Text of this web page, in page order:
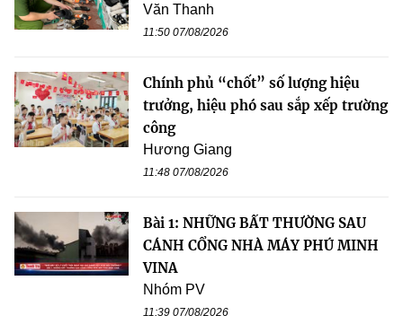
Văn Thanh
11:50 07/08/2026
Chính phủ “chốt” số lượng hiệu
trưởng, hiệu phó sau sắp xếp trường
công
Hương Giang
11:48 07/08/2026
Bài 1: NHỮNG BẤT THƯỜNG SAU
CÁNH CỔNG NHÀ MÁY PHÚ MINH
VINA
Nhóm PV
11:39 07/08/2026